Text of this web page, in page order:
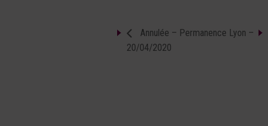
Annulée – Permanence Lyon –
20/04/2020